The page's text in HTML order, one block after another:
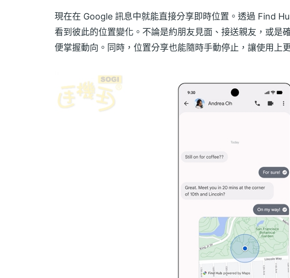
現在在 Google 訊息中就能直接分享即時位置。透過 Find
看到彼此的位置變化。不論是約朋友見面、接送親友，或是
便掌握動向。同時，位置分享也能隨時手動停止，讓使用上